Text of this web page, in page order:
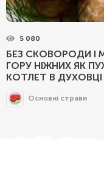
5 080
БЕЗ СКОВОРОДИ І
ГОРУ НІЖНИХ ЯК
КОТЛЕТ В ДУХОВЦІ
Основні страви